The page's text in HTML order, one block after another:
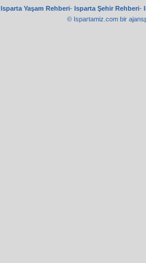
Isparta Yaşam Rehberi- Isparta Şehir Rehberi-
© Ispartamiz.com bir